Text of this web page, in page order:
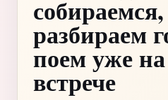
собираемся,
разбираем
поем уже
встрече